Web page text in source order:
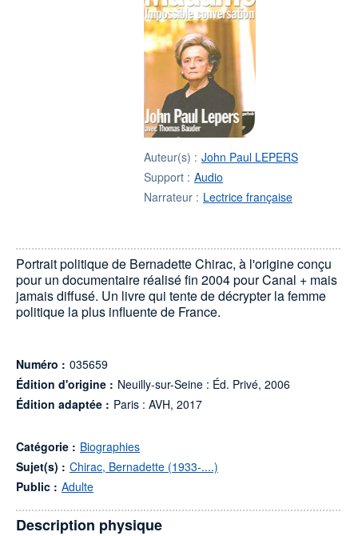
Auteur(s) : John Paul LEPERS
Support : Audio
Narrateur : Lectrice française
Portrait politique de Bernadette Chirac, à l'origine conçu
pour un documentaire réalisé fin 2004 pour Canal + mais
jamais diffusé. Un livre qui tente de décrypter la femme
politique la plus influente de France.
Numéro : 035659
Édition d'origine : Neuilly-sur-Seine : Éd. Privé, 2006
Édition adaptée : Paris : AVH, 2017
Catégorie : Biographies
Sujet(s) : Chirac, Bernadette (1933-....)
Public : Adulte
Description physique